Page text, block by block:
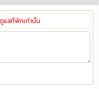
ดูแลที่พักเท่านั้น